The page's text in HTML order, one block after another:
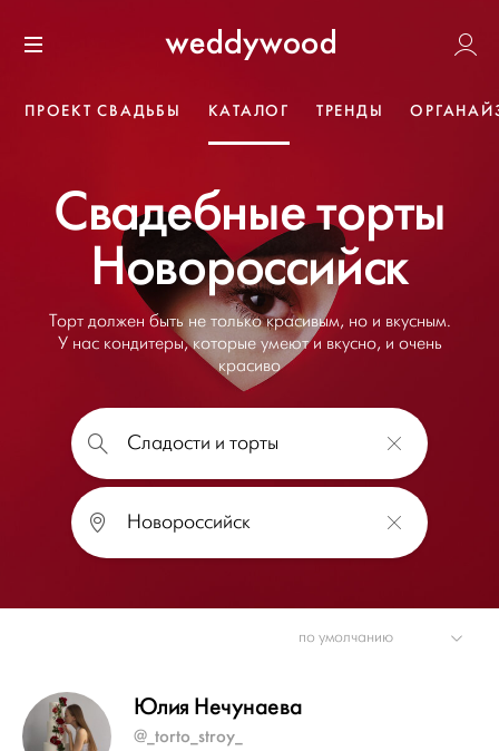
к содержанию
Weddywood
ПРОЕКТ СВАДЬБЫ КАТАЛОГ ТРЕНДЫ
Свадебные торты
Новороссийск
Торт должен быть не только красивым, но и вкусным.
У нас кондитеры, которые умеют и вкусно, и очень
красиво
Юлия Нечунаева
@_torto_stroy_